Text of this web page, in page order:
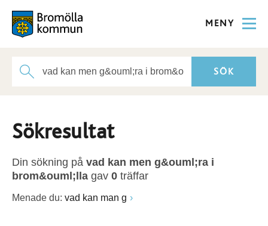
MENY
Sökresultat
Din sökning på vad kan men g&ouml;ra i
brom&ouml;lla gav 0 träffar
Menade du: vad kan man g